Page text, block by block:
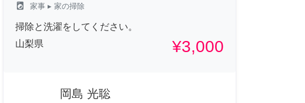
local_laundry_service 家事▸ 家の掃除
掃除と洗濯をしてください。
山梨県
¥3,000
岡島 光聡